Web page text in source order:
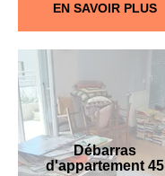
EN SAVOIR PLUS
Débarras
d'appartement 45